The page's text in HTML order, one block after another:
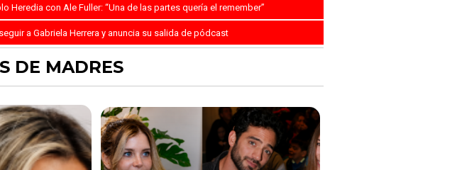
Heredia con Ale Fuller: “Una de las partes quería el remember”
a Gabriela Herrera y anuncia su salida de pódcast
DE MADRES